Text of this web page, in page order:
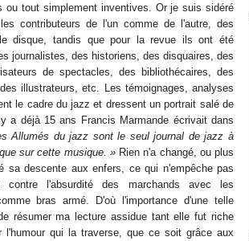
ou tout simplement inventives. Or je suis sidéré
contributeurs de l'un comme de l'autre, des
disque, tandis que pour la revue ils ont été
journalistes, des historiens, des disquaires, des
de spectacles, des bibliothécaires, des
illustrateurs, etc. Les témoignages, analyses
le cadre du jazz et dressent un portrait salé de
a déjà 15 ans Francis Marmande écrivait dans
Allumés du jazz sont le seul journal de jazz à
sur cette musique. »Rien n'a changé, ou plus
sa descente aux enfers, ce qui n'empêche pas
l'absurdité des marchands avec les
bras armé. D'où l'importance d'une telle
résumer ma lecture assidue tant elle fut riche
l'humour qui la traverse, que ce soit grâce aux